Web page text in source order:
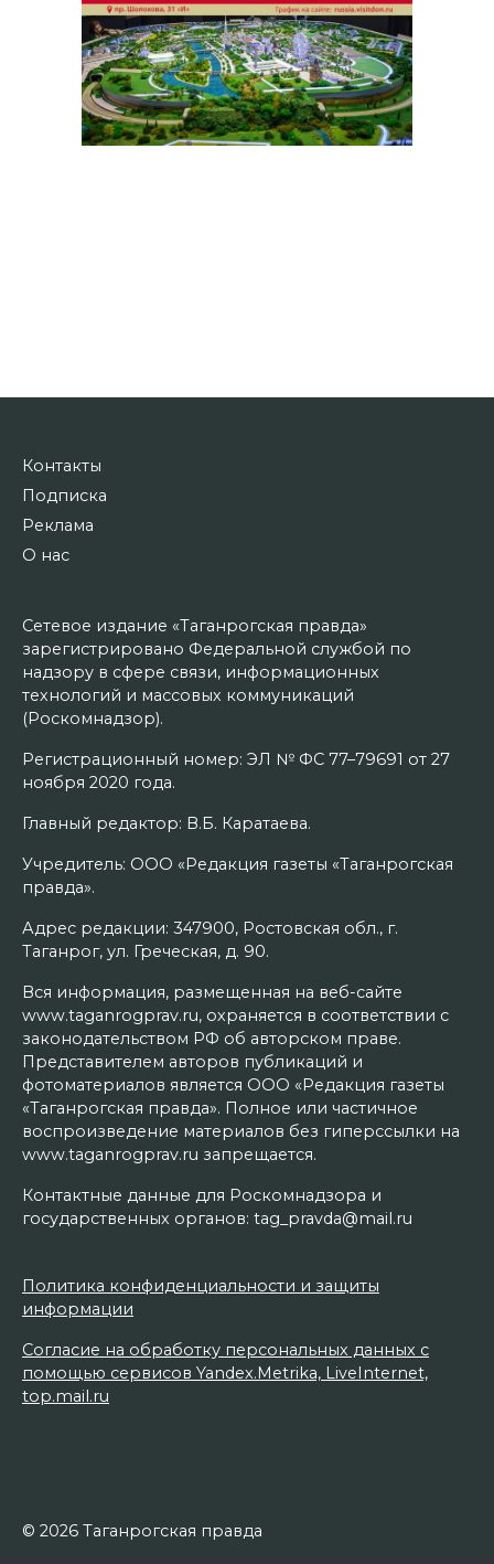
Контакты
Подписка
Реклама
О нас
Сетевое издание «Таганрогская правда»
зарегистрировано Федеральной службой по
надзору в сфере связи, информационных
технологий и массовых коммуникаций
(Роскомнадзор).
Регистрационный номер: ЭЛ № ФС 77–79691 от 27
ноября 2020 года.
Главный редактор: В.Б. Каратаева.
Учредитель: ООО «Редакция газеты «Таганрогская
правда».
Адрес редакции: 347900, Ростовская обл., г.
Таганрог, ул. Греческая, д. 90.
Вся информация, размещенная на веб-сайте
www.taganrogprav.ru, охраняется в соответствии с
законодательством РФ об авторском праве.
Представителем авторов публикаций и
фотоматериалов является ООО «Редакция газеты
«Таганрогская правда». Полное или частичное
воспроизведение материалов без гиперссылки на
www.taganrogprav.ru запрещается.
Контактные данные для Роскомнадзора и
государственных органов: tag_pravda@mail.ru
Политика конфиденциальности и защиты
информации
Согласие на обработку персональных данных с
помощью сервисов Yandex.Metrika, LiveInternet,
top.mail.ru
© 2026 Таганрогская правда